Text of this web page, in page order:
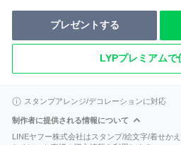
プレゼントする
LYPプレミアムで
スタンプアレンジ/デコレーションに対応
制作者に提供される情報について
LINEヤフー株式会社はスタンプ/絵文字/着せか